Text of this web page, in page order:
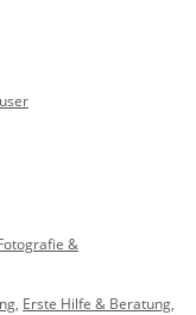
&
, Erste Hilfe & Beratung,